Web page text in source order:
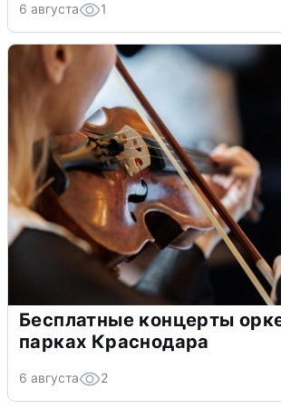
6 августа 1
Бесплатные концерты
парках Краснодара
6 августа 2